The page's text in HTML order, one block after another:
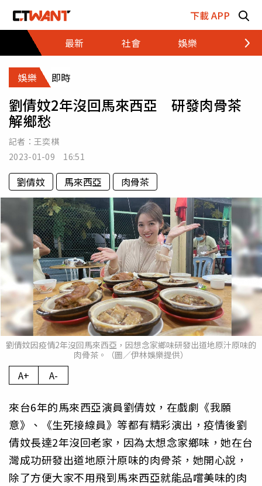
下載 APP
最新
社會 娛樂 財經
娛樂 即時
劉倩妏2年沒回馬來西亞 研發肉骨茶
解鄉愁
記者： 王奕棋
2023-01-09 16:51
劉倩妏 馬來西亞 肉骨茶
劉倩妏因疫情2年沒回馬來西亞，因想念家鄉味研發出道地原汁原味的
肉骨茶。（圖／伊林娛樂提供）
A+ A-
來台6年的馬來西亞演員劉倩妏，在戲劇《我願
意》、《生死接線員》等都有精彩演出，疫情後劉
倩妏長達2年沒回老家，因為太想念家鄉味，她在台
灣成功研發出道地原汁原味的肉骨茶，她開心說，
除了方便大家不用飛到馬來西亞就能品嚐美味的肉